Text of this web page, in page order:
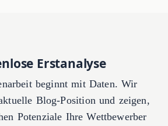
Erstanalyse
beginnt mit Daten. Wir
Blog-Position und zeigen,
Potenziale Ihre Wettbewerber